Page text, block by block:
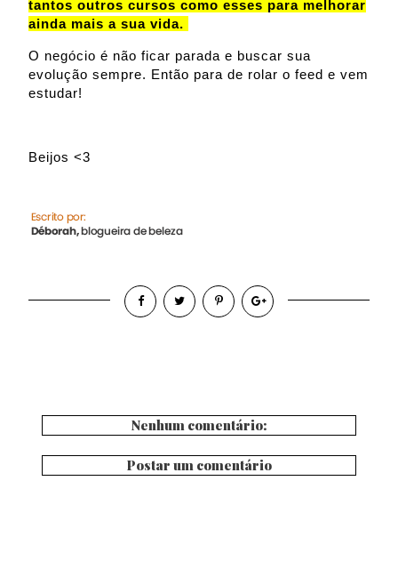
tantos outros cursos como esses para melhorar
ainda mais a sua vida.
O negócio é não ficar parada e buscar sua
evolução sempre. Então para de rolar o feed e vem
estudar!
Beijos <3
Nenhum comentário:
Postar um comentário